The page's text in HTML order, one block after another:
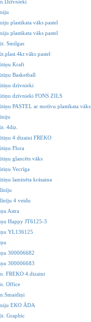
plastikata vāks pastel
plastikata vāks pastel
Smilgas
pastel
Kraft
Basketball
dzīvnieki
dzīvnieki FONS ZILS
PASTEL ar motīvu plastikata vāks
4diz.
4 dizaini FREKO
Flora
glancēts vāks
Vecrīga
laminēta krāsaina
4 veidu
Astra
Happy JT6125-3
YL136125
300006682
300006683
FREKO 4.dizaini
Office
EKO ĀDA
Graphic